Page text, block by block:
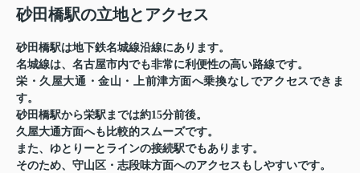
砂田橋駅の立地とアクセス
砂田橋駅は地下鉄名城線沿線にあります。
名城線は、名古屋市内でも非常に利便性の高い路線です。
栄・久屋大通・金山・上前津方面へ乗換なしでアクセスできま
す。
砂田橋駅から栄駅までは約15分前後。
久屋大通方面へも比較的スムーズです。
また、ゆとりーとラインの接続駅でもあります。
そのため、守山区・志段味方面へのアクセスもしやすいです。